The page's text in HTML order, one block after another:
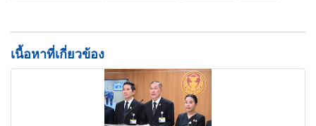
เนื้อหาที่เกี่ยวข้อง